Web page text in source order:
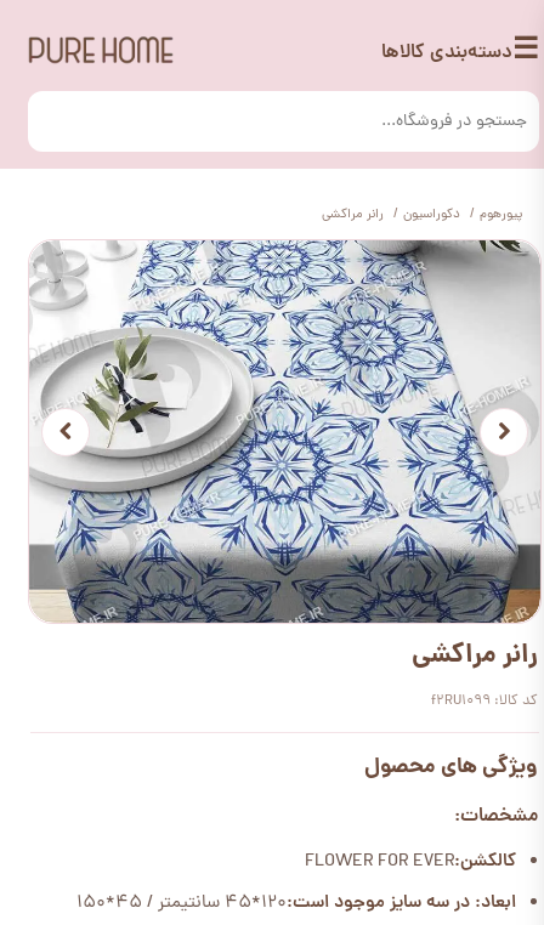
☰دسته‌بندی کالاها
پیورهوم دکوراسیون رانر مراکشی
رانر مراکشی
کد کالا: f2RU1099
ویژگی های محصول
مشخصات:
کالکشن:FLOWER FOR EVER
ابعاد: در سه سایز موجود است:
120*45 سانتیمتر / 45*150